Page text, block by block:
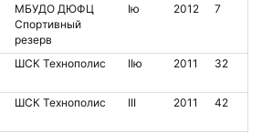
МБУДО ДЮФЦ
Спортивный
резерв
Iю 2012 7
ШСК Технополис IIю 2011 32
ШСК Технополис III 2011 42